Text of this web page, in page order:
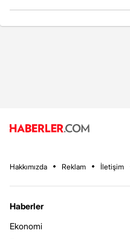
Hakkımızda Reklam İletişim
Haberler
Ekonomi